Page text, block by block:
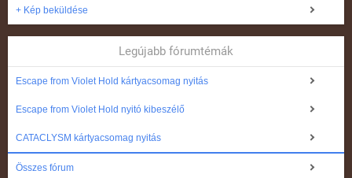
+ Kép beküldése
Legújabb fórumtémák
Escape from Violet Hold kártyacsomag nyitás
Escape from Violet Hold nyitó kibeszélő
CATACLYSM kártyacsomag nyitás
Összes fórum